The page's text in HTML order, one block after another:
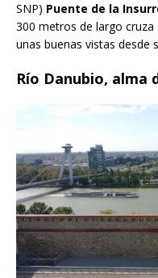
SNP) Puente de la
300 metros de largo
unas buenas vistas desde
Río Danubio, alma